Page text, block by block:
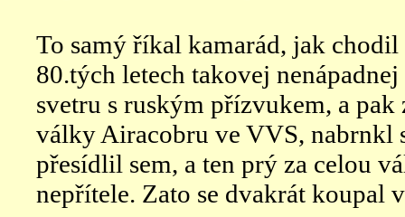
To samý říkal kamarád, jak
80.tých letech takovej
svetru s ruským přízvukem, a
války Airacobru ve VVS, nabrnkl
přesídlil sem, a ten prý za celou
nepřítele. Zato se dvakrát koupal